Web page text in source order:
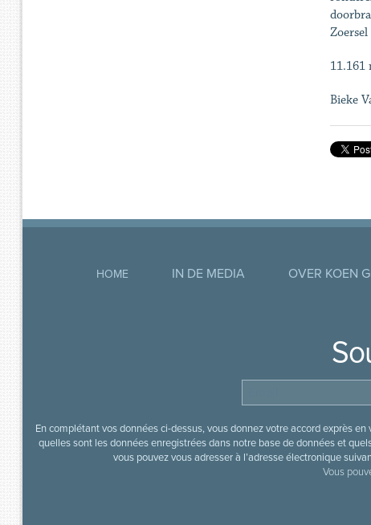
11.161
Bieke
HOME IN DE MEDIA OVER KOEN
En complétant vos données ci-dessus, vous donnez votre accord exprès
quelles sont les données enregistrées dans notre base de données et
vous pouvez vous adresser à l’adresse électronique
Vous